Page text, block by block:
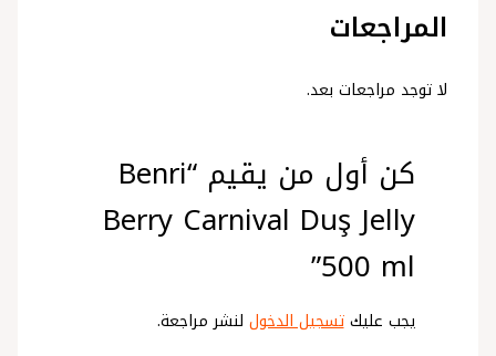
المراجعات
لا توجد مراجعات بعد.
كن أول من يقيم “Benri
Berry Carnival Duş Jelly
500 ml”
يجب عليكتسجيل الدخول لنشر مراجعة.